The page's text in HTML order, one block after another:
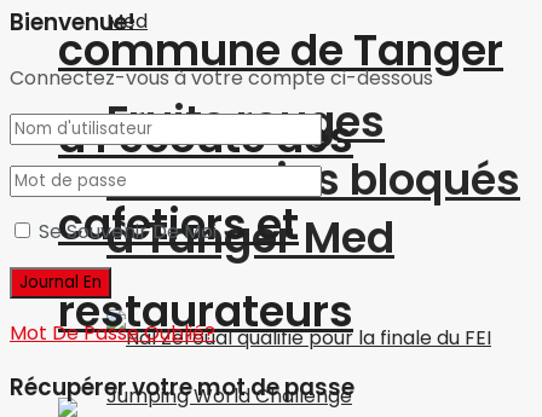
Fruits rouges
marocains bloqués
à Tanger Med
commune de Tanger
à l’écoute des
cafetiers et
restaurateurs
Bienvenue!
Connectez-vous à votre compte ci-dessous
Se Souvenir De Moi
Mot De Passe Oublié?
Récupérer votre mot de passe